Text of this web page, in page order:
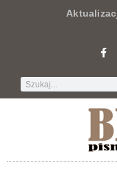
Aktualizacja